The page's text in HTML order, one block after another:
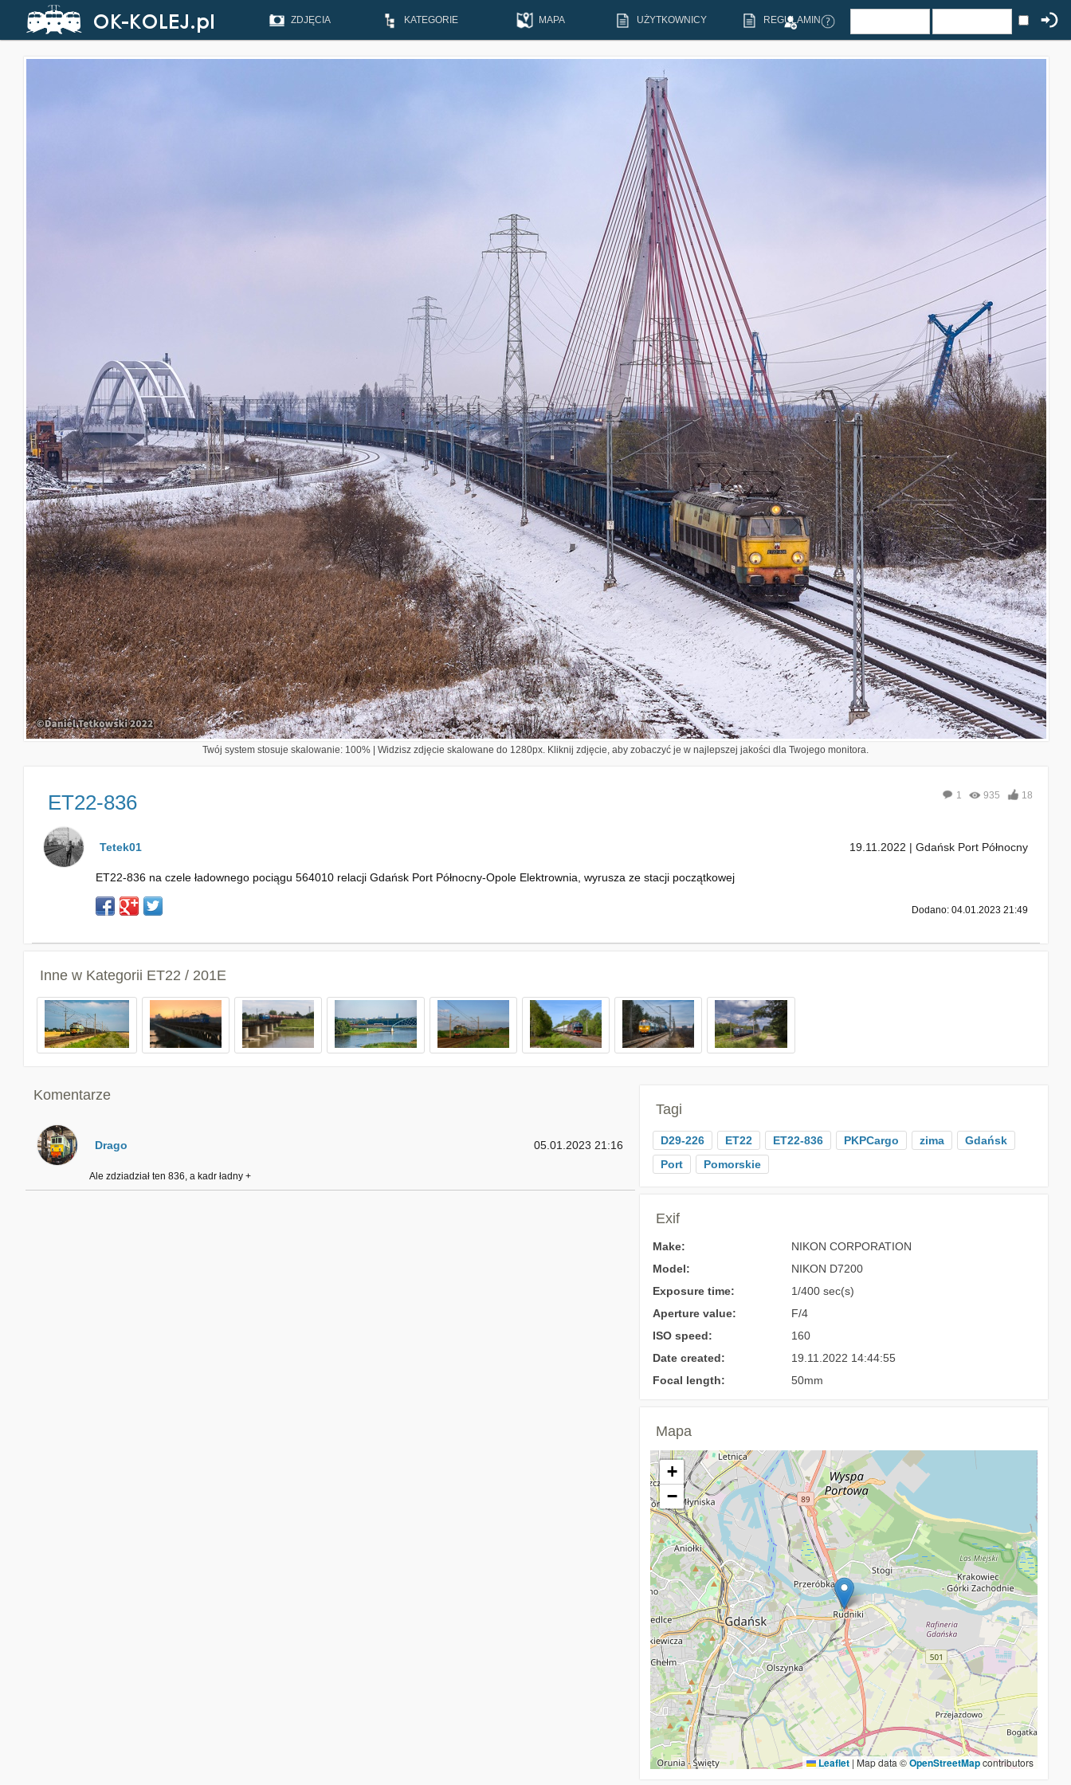
ZDJĘCIA KATEGORIE MAPA UŻYTKOWNICY REGULAMIN
Twój system stosuje skalowanie: 100% | Widzisz zdjęcie skalowane do 1280px. Kliknij zdjęcie, aby zobaczyć je w najlepszej jakości dla Twojego monitora.
ET22-836 1 935 18
Tetek01 19.11.2022 | Gdańsk Port Północny
ET22-836 na czele ładownego pociągu 564010 relacji Gdańsk Port Północny-Opole Elektrownia, wyrusza ze stacji początkowej
Dodano: 04.01.2023 21:49
Inne w Kategorii ET22 / 201E
Komentarze
Drago 05.01.2023 21:16
Ale zdziadział ten 836, a kadr ładny +
Tagi
D29-226 ET22 ET22-836 PKPCargo zima
Gdańsk
Port
Pomorskie
Exif
Make:
NIKON CORPORATION
Model:
NIKON D7200
Exposure time:
1/400 sec(s)
Aperture value:
F/4
ISO speed:
160
Date created:
19.11.2022 14:44:55
Focal length:
50mm
Mapa
+
−
Leaflet | Map data ©OpenStreetMapcontributors